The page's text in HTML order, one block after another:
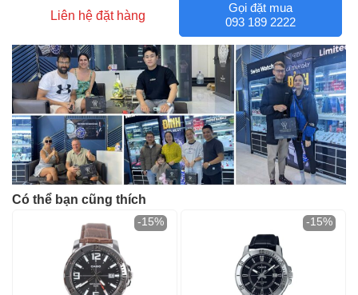
Liên hệ đặt hàng
Gọi đặt mua
093 189 2222
Có thể bạn cũng thích
-15% -15%